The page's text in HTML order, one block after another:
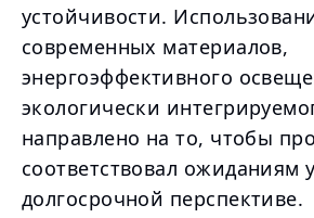
устойчивости.
современных материалов,
энергоэффективного
экологически
направлено на то, чтобы
соответствовал ожиданиям
долгосрочной перспективе.